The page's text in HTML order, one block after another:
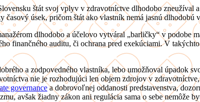
štát svoj vplyv v zdravotníctve dlhodobo
časový úsek, pričom štát ako vlastník nemá jasnú
dlhodobo a účelovo vytváral „barličky“ v
finančného auditu, či ochrana pred exekúciami. V
a zodpovedného vlastníka, lebo umožňoval úpadok
nie je rozhodujúci len objem zdrojov v
governancea dobrovoľnej oddanosti predstavenstva,
avšak žiadny zákon ani regulácia sama o sebe nemôže